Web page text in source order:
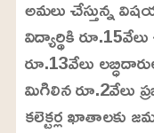
అమలు చేస్తున్న
విద్యార్థికి
రూ.13వేలు
మిగిలిన రూ.2వేలు
కలెక్టర్ల ఖాతాలకు